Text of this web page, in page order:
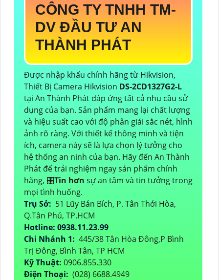
CÔNG TY TNHH TM-
DV ĐẦU TƯ AN
THÀNH PHÁT
Được nhập khẩu chính hãng từ Hikvision,
Thiết Bị Camera Hikvision DS-2CD1327G2-L
tại An Thành Phát đáp ứng tất cả nhu cầu sử
dụng của bạn. Sản phẩm mang lại chất lượng
và hiệu suất cao với độ phân giải sắc nét, hình
ảnh rõ ràng. Với thiết kế thông minh và tiện
ích, camera này sẽ là lựa chọn lý tưởng cho
hệ thống an ninh của bạn. Hãy đến An Thành
Phát để trải nghiệm ngay sản phẩm chính
hãng, 🎛Tin hơn sự an tâm và tin tưởng trong
mọi tình huống.
Trụ Sở: 51 Lũy Bán Bích, P. Tân Thới Hòa,
Q.Tân Phú, TP.HCM
Hotline: 0938.11.23.99
Chi Nhánh 1: 445/38 Tân Hòa Đông,P Bình
Trị Đông, Bình Tân, TP HCM
Kỹ Thuật: 0906.855.330
Điện Thoại: (028) 6688.4949